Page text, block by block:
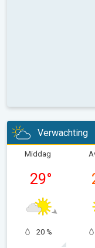
Verwachting
Middag
29°
20 %